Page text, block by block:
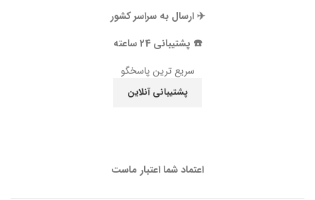
✈️ ارسال به سراسر کشور
☎️ پشتیبانی 24 ساعته
سریع ترین پاسخگو
پشتیبانی آنلاین
اعتماد شما اعتبار ماست